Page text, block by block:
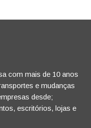
com mais de 10 anos
e mudanças
desde;
escritórios, lojas e